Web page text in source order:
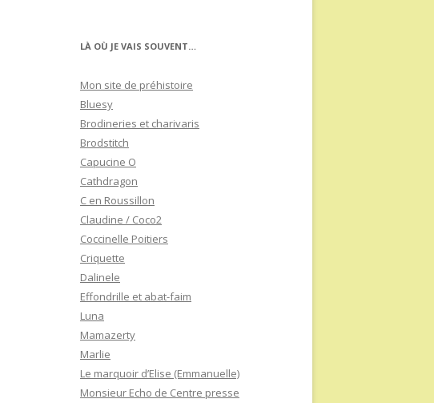
LÀ OÙ JE VAIS SOUVENT…
Mon site de préhistoire
Bluesy
Brodineries et charivaris
Brodstitch
Capucine O
Cathdragon
C en Roussillon
Claudine / Coco2
Coccinelle Poitiers
Criquette
Dalinele
Effondrille et abat-faim
Luna
Mamazerty
Marlie
Le marquoir d’Elise (Emmanuelle)
Monsieur Echo de Centre presse